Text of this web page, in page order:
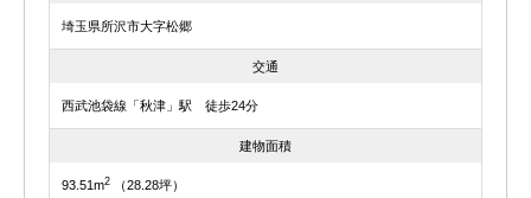
埼玉県所沢市大字松郷
交通
西武池袋線「秋津」駅 徒歩24分
建物面積
93.51m2 （28.28坪）